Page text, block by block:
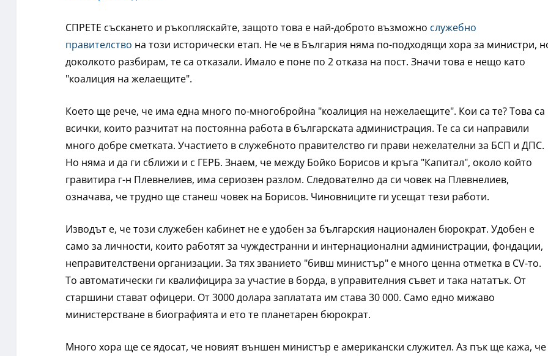
СПРЕТЕ съскането и ръкопляскайте, защото това е най-доброто възможно служебно
правителство на този исторически етап. Не че в България няма по-подходящи хора за министри,
доколкото разбирам, те са отказали. Имало е поне по 2 отказа на пост. Значи това е нещо като
"коалиция на желаещите".
Което ще рече, че има една много по-многобройна "коалиция на нежелаещите". Кои са те? Това са
всички, които разчитат на постоянна работа в българската администрация. Те са си направили
много добре сметката. Участието в служебното правителство ги прави нежелателни за БСП и ДПС.
Но няма и да ги сближи и с ГЕРБ. Знаем, че между Бойко Борисов и кръга "Капитал", около който
гравитира г-н Плевнелиев, има сериозен разлом. Следователно да си човек на Плевнелиев,
означава, че трудно ще станеш човек на Борисов. Чиновниците ги усещат тези работи.
Изводът е, че този служебен кабинет не е удобен за българския национален бюрократ. Удобен е
само за личности, които работят за чуждестранни и интернационални администрации, фондации,
неправителствени организации. За тях званието "бивш министър" е много ценна отметка в CV-то.
То автоматически ги квалифицира за участие в борда, в управителния съвет и така нататък. От
старшини стават офицери. От 3000 долара заплатата им става 30 000. Само едно мижаво
министерстване в биографията и ето те планетарен бюрократ.
Много хора ще се ядосат, че новият външен министър е американски служител. Аз пък ще кажа, че